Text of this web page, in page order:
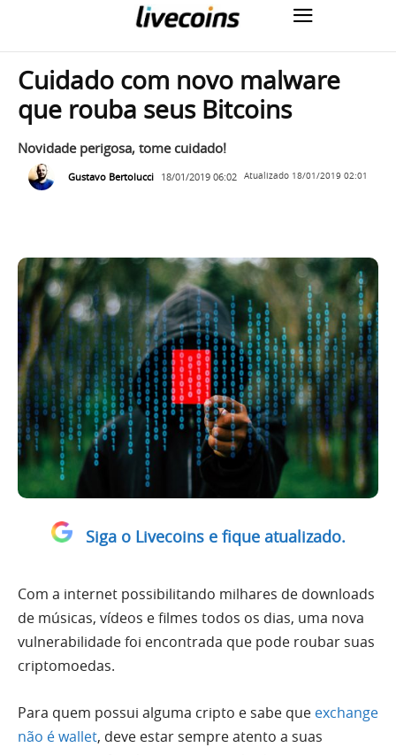
Cuidado com novo malware
que rouba seus Bitcoins
Novidade perigosa, tome cuidado!
Gustavo Bertolucci 18/01/2019 06:02 Atualizado 18/01/2019 02:01
Siga o Livecoins e fique atualizado.
Com a internet possibilitando milhares de downloads
de músicas, vídeos e filmes todos os dias, uma nova
vulnerabilidade foi encontrada que pode roubar suas
criptomoedas.
Para quem possui alguma cripto e sabe que exchange
não é wallet, deve estar sempre atento a suas